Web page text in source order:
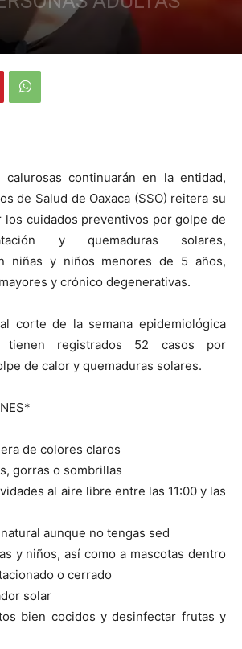
calurosas continuarán en la entidad,
de Salud de Oaxaca (SSO) reitera su
los cuidados preventivos por golpe de
y quemaduras solares,
niñas y niños menores de 5 años,
y crónico degenerativas.
corte de la semana epidemiológica
registrados 52 casos por
de calor y quemaduras solares.
de colores claros
gorras o sombrillas
al aire libre entre las 11:00 y las
aunque no tengas sed
y niños, así como a mascotas dentro
o cerrado
solar
bien cocidos y desinfectar frutas y